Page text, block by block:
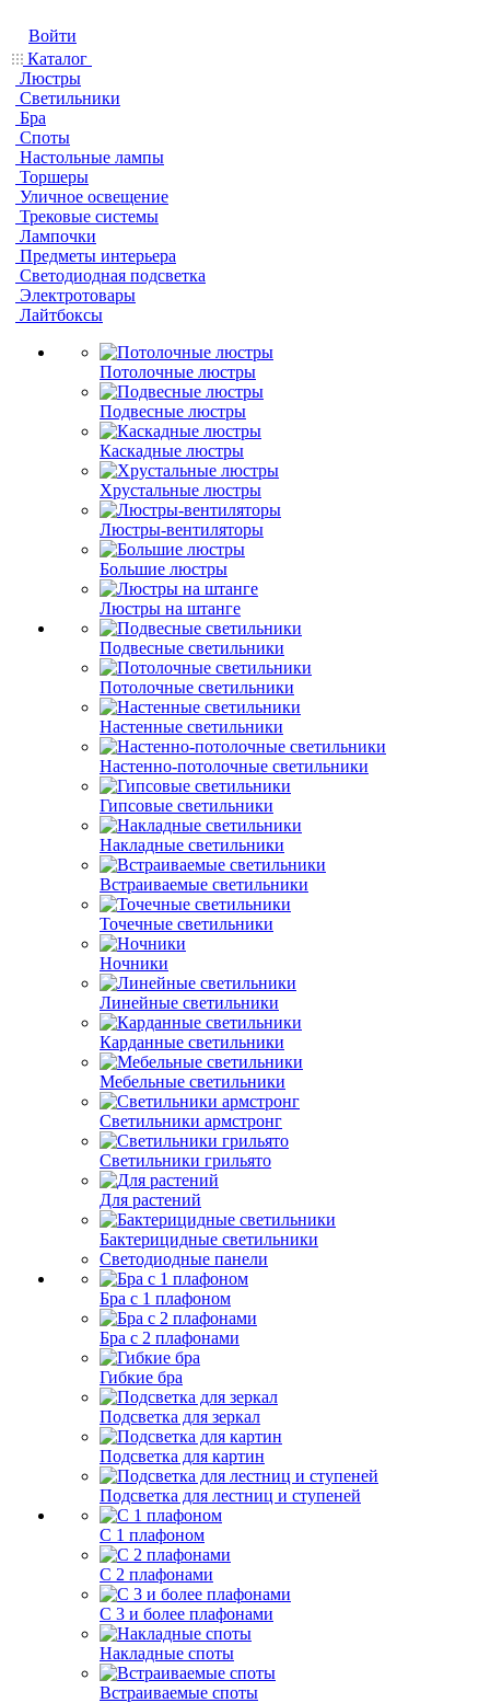
Войти
Каталог
Люстры
Светильники
Бра
Споты
Настольные лампы
Торшеры
Уличное освещение
Трековые системы
Лампочки
Предметы интерьера
Светодиодная подсветка
Электротовары
Лайтбоксы
Потолочные люстры
Подвесные люстры
Каскадные люстры
Хрустальные люстры
Люстры-вентиляторы
Большие люстры
Люстры на штанге
Подвесные светильники
Потолочные светильники
Настенные светильники
Настенно-потолочные светильники
Гипсовые светильники
Накладные светильники
Встраиваемые светильники
Точечные светильники
Ночники
Линейные светильники
Карданные светильники
Мебельные светильники
Светильники армстронг
Светильники грильято
Для растений
Бактерицидные светильники
Светодиодные панели
Бра с 1 плафоном
Бра с 2 плафонами
Гибкие бра
Подсветка для зеркал
Подсветка для картин
Подсветка для лестниц и ступеней
С 1 плафоном
С 2 плафонами
С 3 и более плафонами
Накладные споты
Встраиваемые споты